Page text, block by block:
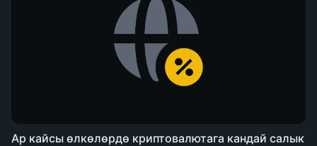
Ар кайсы өлкөлөрдө криптовалютага кандай салык